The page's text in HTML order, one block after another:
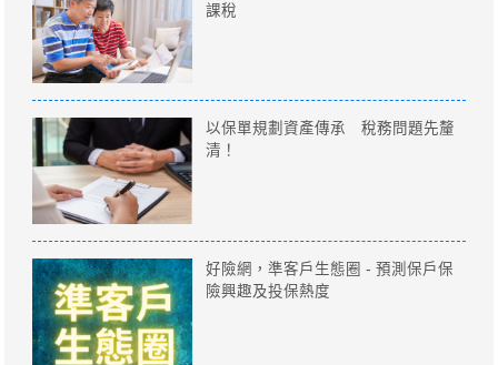
課稅
以保單規劃資產傳承 稅務問題先釐
清！
好險網，準客戶生態圈 - 預測保戶保
險興趣及投保熱度